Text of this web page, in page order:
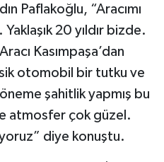
Paflakoğlu, “Aracımı
20 yıldır bizde.
Kasımpaşa’dan
otomobil bir tutku ve
şahitlik yapmış bu
atmosfer çok güzel.
diye konuştu.